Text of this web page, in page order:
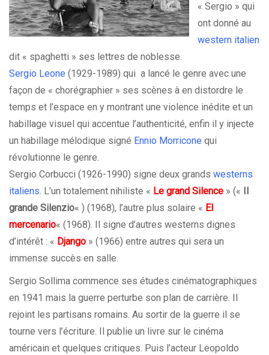
« Sergio » qui
ont donné au
western italien
dit « spaghetti » ses lettres de noblesse.
Sergio Leone (1929-1989) qui a lancé le genre avec une
façon de « chorégraphier » ses scènes à en distordre le
temps et l’espace en y montrant une violence inédite et un
habillage visuel qui accentue l’authenticité, enfin il y injecte
un habillage mélodique signé Ennio Morricone qui
révolutionne le genre.
Sergio Corbucci (1926-1990) signe deux grands westerns
italiens. L’un totalement nihiliste « Le grand Silence » («
grande Silenzio« ) (1968), l’autre plus solaire « El
mercenario« (1968). Il signe d’autres westerns dignes
d’intérêt : « Django » (1966) entre autres qui sera un
immense succès en salle.
Sergio Sollima commence ses études cinématographiques
en 1941 mais la guerre perturbe son plan de carrière. Il
rejoint les partisans romains. Au sortir de la guerre il se
tourne vers l’écriture. Il publie un livre sur le cinéma
américain et quelques critiques. Puis l’acteur Leopoldo